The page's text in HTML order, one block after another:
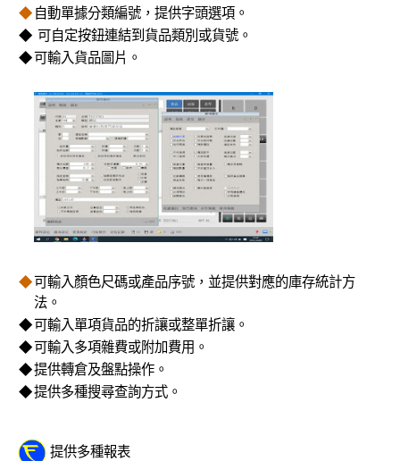
◆ 自動單據分類編號，提供字頭選項。
◆ 可自定按鈕連結到貨品類別或貨號。
◆可輸入貨品圖片。
◆可輸入顏色尺碼或產品序號，並提供對應的庫存統計方
法。
◆可輸入單項貨品的折讓或整單折讓。
◆可輸入多項雜費或附加費用。
◆提供轉倉及盤點操作。
◆提供多種搜尋查詢方式。
提供多種報表